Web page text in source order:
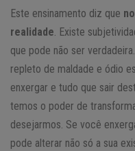
Este ensinamento diz que
realidade. Existe
que pode não ser
repleto de maldade e ódio
enxergar e tudo que sair
temos o poder de
desejarmos. Se você
pode alterar não só a sua